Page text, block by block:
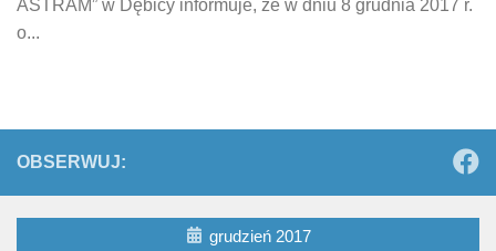
ASTRAM” w Dębicy informuje, że w dniu 8 grudnia 2017 r.
o...
OBSERWUJ:
grudzień 2017